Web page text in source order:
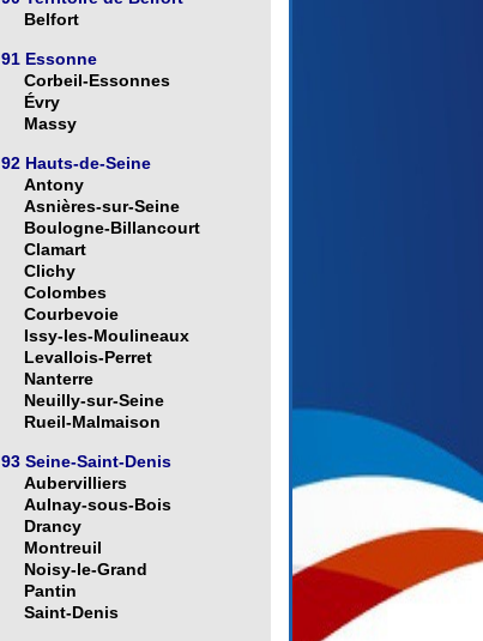
Belfort
91 Essonne
Corbeil-Essonnes
Évry
Massy
92 Hauts-de-Seine
Antony
Asnières-sur-Seine
Boulogne-Billancourt
Clamart
Clichy
Colombes
Courbevoie
Issy-les-Moulineaux
Levallois-Perret
Nanterre
Neuilly-sur-Seine
Rueil-Malmaison
93 Seine-Saint-Denis
Aubervilliers
Aulnay-sous-Bois
Drancy
Montreuil
Noisy-le-Grand
Pantin
Saint-Denis